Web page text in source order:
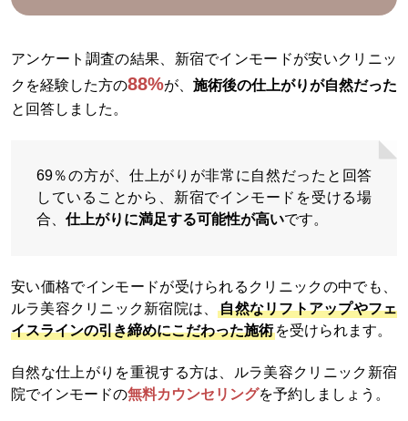
アンケート調査の結果、新宿でインモードが安いクリニッ
クを経験した方の88%が、 施術後の仕上がりが自然だった
と回答しました。
69％の方が、仕上がりが非常に自然だったと回答
していることから、新宿でインモードを受ける場
合、 仕上がりに満足する可能性が高いです。
安い価格でインモードが受けられるクリニックの中でも、
ルラ美容クリニック新宿院は、自然なリフトアップやフェ
イスラインの引き締めにこだわった施術 を受けられます。
自然な仕上がりを重視する方は、ルラ美容クリニック新宿
院でインモードの無料カウンセリングを予約しましょう。